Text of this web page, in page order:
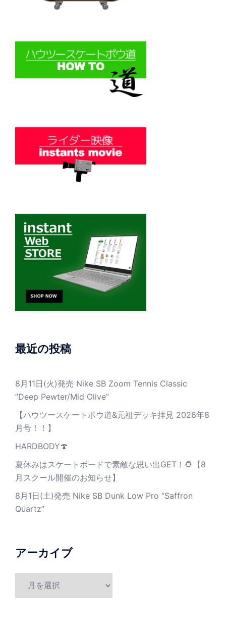
最近の投稿
8月11日(火)発売 Nike SB Zoom Tennis Classic
”Deep Pewter/Mid Olive”
【ハウツースケートボウ道&元祖デッキ拝見 2026年8
月号！！】
HARDBODY🍄
夏休みはスケートボードで素敵な思い出GET！🌻【8
月スクール開催のお知らせ】
8月1日(土)発売 Nike SB Dunk Low Pro “Saffron
Quartz”
アーカイブ